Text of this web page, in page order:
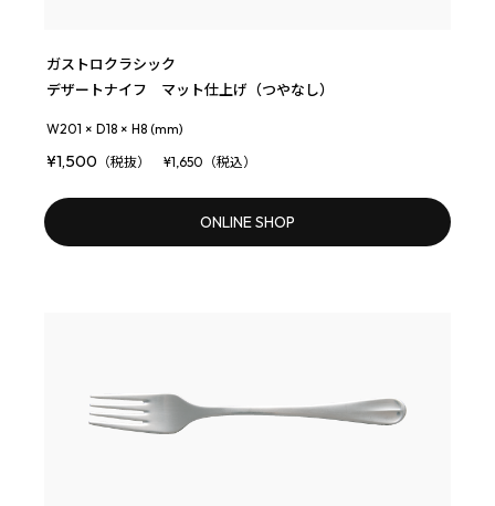
ガストロクラシック
デザートナイフ マット仕上げ（つやなし）
W201 × D18 × H8 (mm)
¥1,500 （税抜） ¥1,650（税込）
ONLINE SHOP